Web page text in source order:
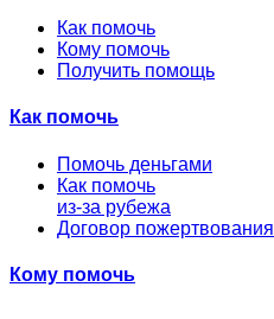
Как помочь
Кому помочь
Получить помощь
Как помочь
Помочь деньгами
Как помочь
из-за рубежа
Договор пожертвования
Кому помочь